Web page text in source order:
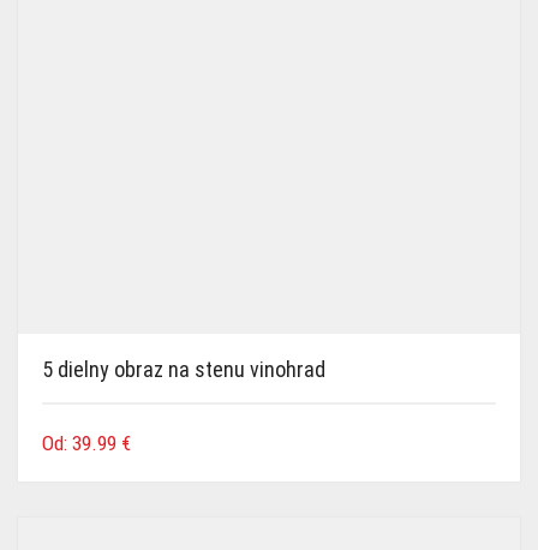
5 dielny obraz na stenu vinohrad
Od: 39.99 €